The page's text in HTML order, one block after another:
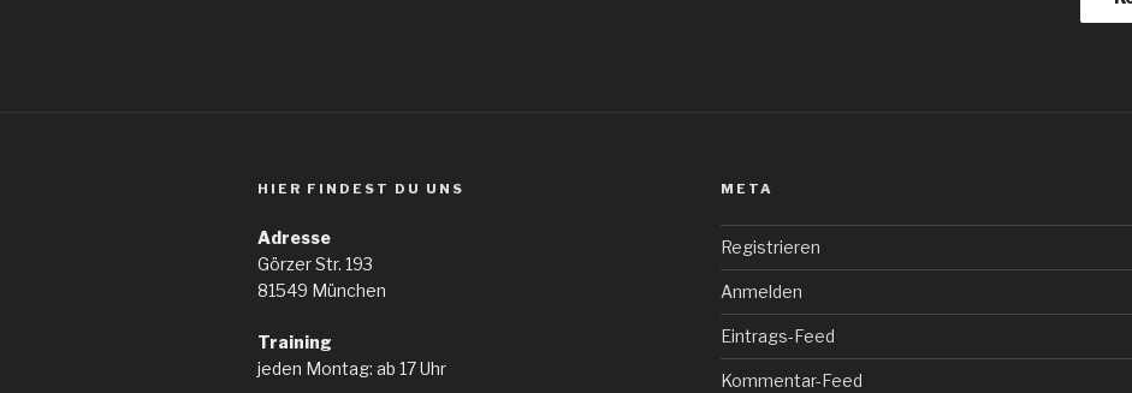
HIER FINDEST DU UNS
Adresse
Görzer Str. 193
81549 München
Training
jeden Montag: ab 17 Uhr
META
Registrieren
Anmelden
Eintrags-Feed
Kommentar-Feed